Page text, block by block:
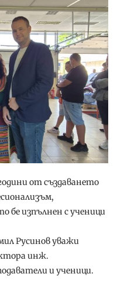
от създаването
бе изпълнен с ученици
Русинов уважи
инж.
и ученици.